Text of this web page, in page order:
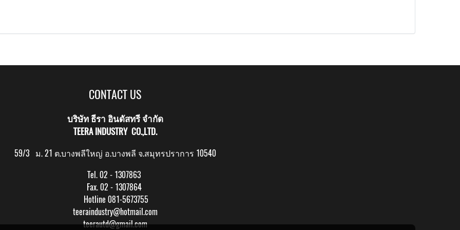
CONTACT US
บริษัท ธีรา อินดัสทรี จำกัด
TEERA INDUSTRY CO.,LTD.
59/3 ม. 21 ต.บางพลีใหญ่ อ.บางพลี จ.สมุทรปราการ 10540
Tel. 02 - 1307863
Fax. 02 - 1307864
Hotline 081-5673755
teeraindustry@hotmail.com
teerautd@gmail.com